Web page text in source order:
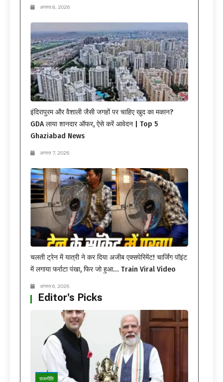
अगस्त 8, 2026
इंदिरापुरम और वैशाली जैसी जगहों पर चाहिए खुद का मकान?
GDA लाया शानदार ऑफर, ऐसे करें आवेदन | Top 5
Ghaziabad News
अगस्त 7, 2026
चलती ट्रेन में यात्री ने कर दिया अजीब एक्सपेरिमेंट! चार्जिंग पॉइंट
में लगाया फर्राटा पंखा, फिर जो हुआ… Train Viral Video
अगस्त 6, 2026
Editor's Picks
राजनीति